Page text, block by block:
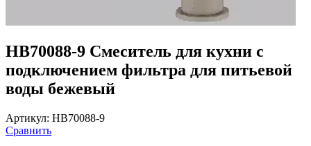
HB70088-9 Смеситель для кухни с
подключением фильтра для питьевой
воды бежевый
Артикул: HB70088-9
Сравнить